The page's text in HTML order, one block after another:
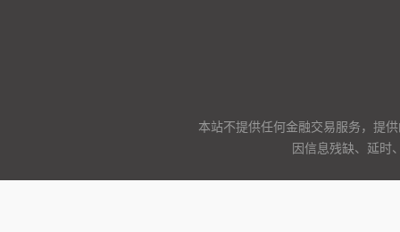
本站不提供任何金融交易服务，提
因信息残缺、延时